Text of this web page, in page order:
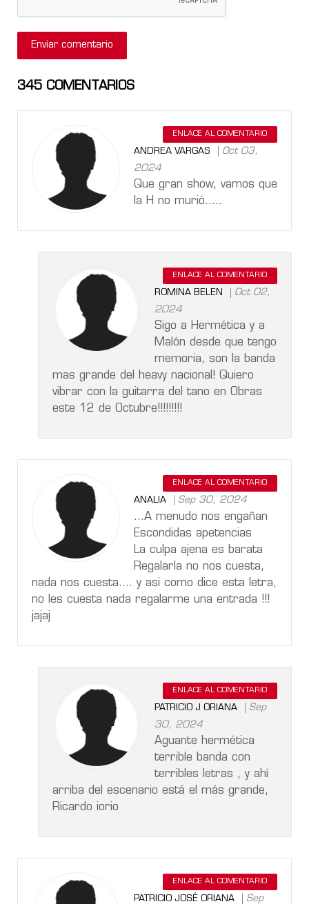
345 COMENTARIOS
ENLACE AL COMENTARIO
ANDREA VARGAS
Oct 03,
2024
Que gran show, vamos que
la H no murió.....
ENLACE AL COMENTARIO
ROMINA BELEN
Oct 02,
2024
Sigo a Hermética y a
Malón desde que tengo
memoria, son la banda
mas grande del heavy nacional! Quiero
vibrar con la guitarra del tano en Obras
este 12 de Octubre!!!!!!!!!
ENLACE AL COMENTARIO
ANALIA Sep 30, 2024
...A menudo nos engañan
Escondidas apetencias
La culpa ajena es barata
Regalarla no nos cuesta,
nada nos cuesta.... y asi como dice esta letra,
no les cuesta nada regalarme una entrada !!!
jajaj
ENLACE AL COMENTARIO
PATRICIO J ORIANA
Sep
30, 2024
Aguante hermética
terrible banda con
terribles letras , y ahí
arriba del escenario está el más grande,
Ricardo iorio
ENLACE AL COMENTARIO
PATRICIO JOSÉ ORIANA Sep